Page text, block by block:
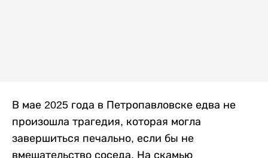
В мае 2025 года в Петропавловске едва не
произошла трагедия, которая могла
завершиться печально, если бы не
вмешательство соседа. На скамью